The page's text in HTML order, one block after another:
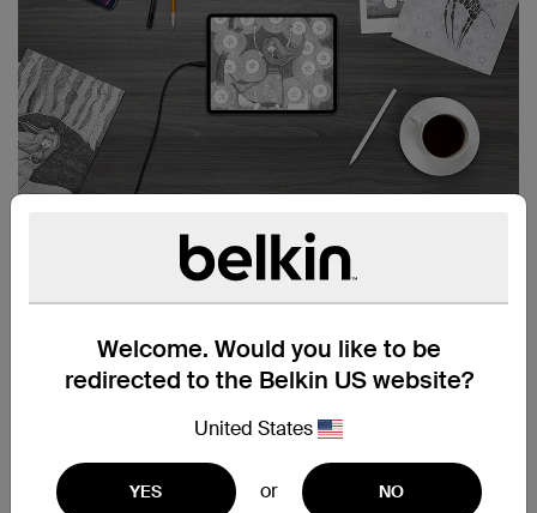
Welcome. Would you like to be
redirected to the Belkin US website?
United States
YES or NO
COMPATIBEL MET APPLE
PENCIL EN APPLE-HOEZEN
Deze bijzonder goed reagerende screenprotector biedt
naadloos te tekenen, schetsen of notities te maken. Je
zult niet merken dat er iets op het iPad-scherm zit. En ten
behoeve van bescherming rondom zijn onze
screenprotectors compatibel met de meeste Apple-